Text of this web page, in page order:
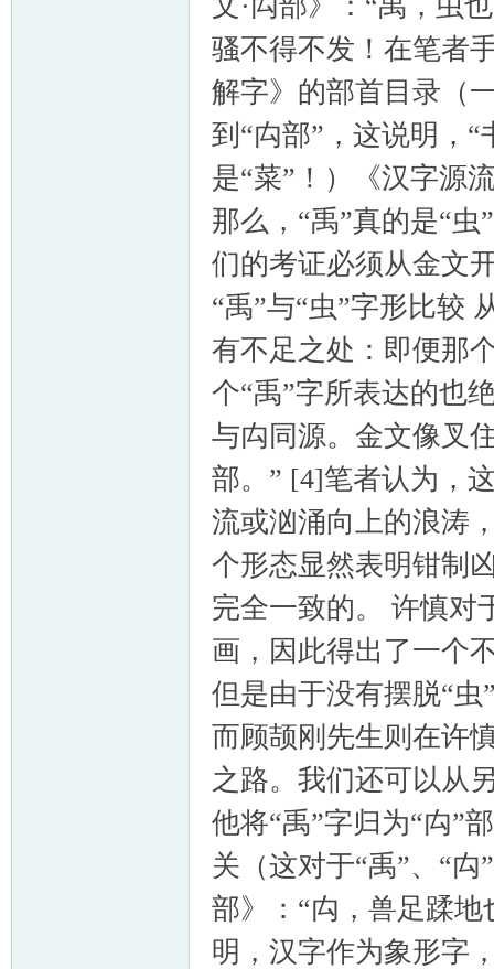
骚不得不发！在笔者
解字》的部首目录（
到“禸部”，这说明，“
是“菜”！）《汉字源
那么，“禹”真的是“
们的考证必须从金文
“禹”与“虫”字形比较
有不足之处：即便那
个“禹”字所表达的也
与禸同源。金文像叉
部。” [4]笔者认为，
流或汹涌向上的浪涛
个形态显然表明钳制
完全一致的。 许慎对
画，因此得出了一个
但是由于没有摆脱“
而顾颉刚先生则在许
之路。我们还可以从
他将“禹”字归为“禸”
关（这对于“禹”、“
部》：“禸，兽足蹂
明，汉字作为象形字